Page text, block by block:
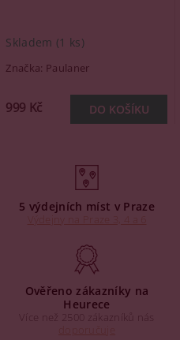
Skladem (1 ks)
Značka: Paulaner
999 Kč
5 výdejních míst v Praze
Ověřeno zákazníky na
Heurece
Více než 2500 zákazníků nás